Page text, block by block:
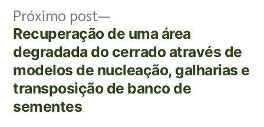
Próximo post
Recuperação de uma área
degradada do cerrado através de
modelos de nucleação, galharias e
transposição de banco de
sementes